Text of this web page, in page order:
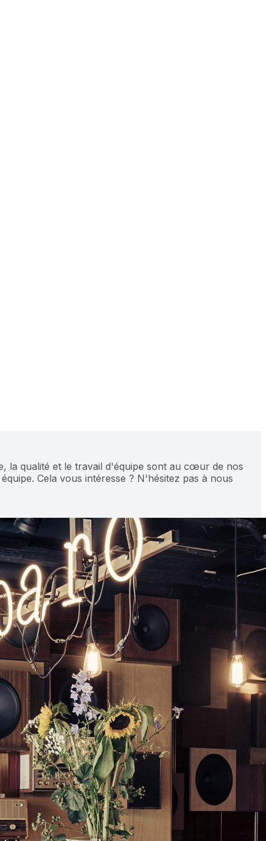
la qualité et le travail d'équipe sont au cœur de nos
Cela vous intéresse ? N'hésitez pas à nous